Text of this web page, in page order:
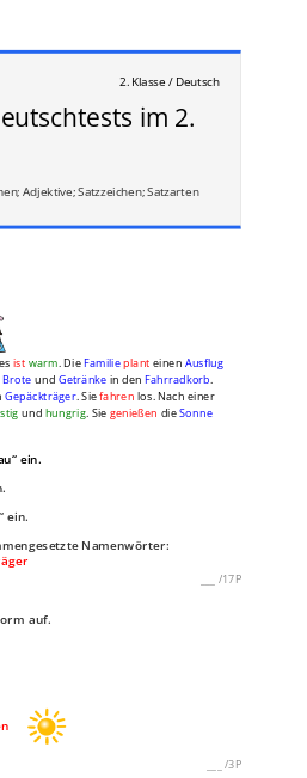
2. Klasse / Deutsch
im 2.
Adjektive; Satzzeichen; Satzarten
ist warm. DieFamilieplanteinen Ausflug
Brote und Getränke in denFahrradkorb.
Gepäckträger. Siefahren los. Nach einer
und hungrig. Sie genießen dieSonne
ein.
ein.
Namenwörter:
/17P
auf.
/3P